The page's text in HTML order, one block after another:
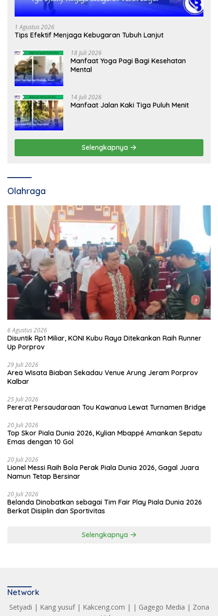
1 Agustus 2026
Tips Efektif Menjaga Kebugaran Tubuh Lanjut
18 Juli 2026
Manfaat Yoga Pagi Bagi Kesehatan
Mental
14 Juli 2026
Manfaat Jalan Kaki Tiga Puluh Menit
Selengkapnya
Olahraga
6 Agustus 2026
Disuntik Rp1 Miliar, KONI Kubu Raya Ditekankan Raih Runner
Up Porprov
29 Juli 2026
Area Wisata Biaban Sekadau Venue Arung Jeram Porprov
Kalbar
25 Juli 2026
Pererat Persaudaraan Tou Kawanua Lewat Turnamen Bridge
20 Juli 2026
Top Skor Piala Dunia 2026, Kylian Mbappé Amankan Sepatu
Emas dengan 10 Gol
20 Juli 2026
Lionel Messi Raih Bola Perak Piala Dunia 2026, Gagal Juara
Namun Tetap Bersinar
20 Juli 2026
Belanda Dinobatkan sebagai Tim Fair Play Piala Dunia 2026
Berkat Disiplin dan Sportivitas
Selengkapnya
Network
Setyadi | Kang yusuf| Kakceng.com | | Gagego Media | Zona